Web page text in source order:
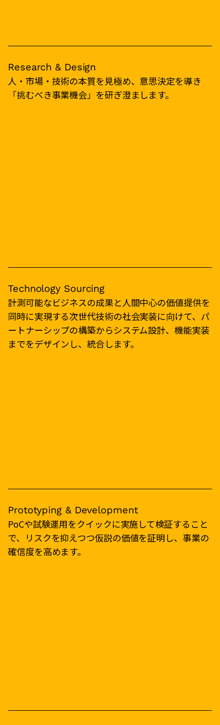
Research & Design
人・市場・技術の本質を見極め、意思決定を導き
「挑むべき事業機会」を研ぎ澄まします。
Technology Sourcing
計測可能なビジネスの成果と人間中心の価値提供を
同時に実現する次世代技術の社会実装に向けて、パ
ートナーシップの構築からシステム設計、機能実装
までをデザインし、統合します。
Prototyping & Development
PoCや試験運用をクイックに実施して検証すること
で、リスクを抑えつつ仮説の価値を証明し、事業の
確信度を高めます。